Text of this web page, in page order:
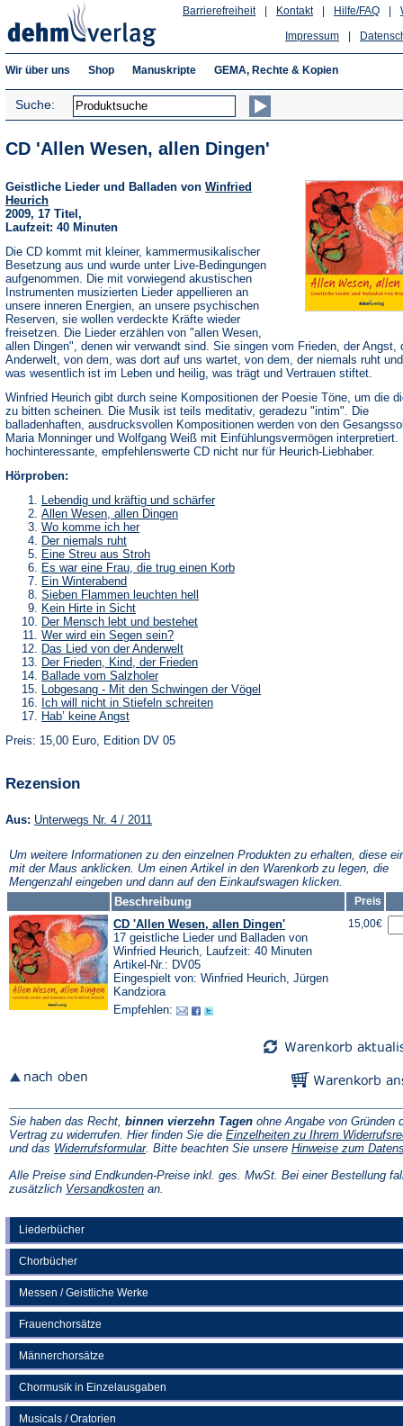
Hilfe/FAQ
Kontakt
Barrierefreiheit
Impressum
Wir über uns Shop Manuskripte GEMA, Rechte & Kopien
Suche:
Liederbücher
Chorbücher
Messen / Geistliche Werke
Frauenchorsätze
Männerchorsätze
Chormusik in Einzelausgaben
Musicals / Oratorien
CD 'Allen Wesen, allen Dingen'
Geistliche Lieder und Balladen von Winfried
Heurich
2009, 17 Titel,
Laufzeit: 40 Minuten
Die CD kommt mit kleiner, kammermusikalischer
Besetzung aus und wurde unter Live-Bedingungen
aufgenommen. Die mit vorwiegend akustischen
Instrumenten musizierten Lieder appellieren an
unsere inneren Energien, an unsere psychischen
Reserven, sie wollen verdeckte Kräfte wieder
freisetzen. Die Lieder erzählen von "allen Wesen,
allen Dingen", denen wir verwandt sind. Sie singen vom Frieden, der Angst,
Anderwelt, von dem, was dort auf uns wartet, von dem, der niemals ruht
was wesentlich ist im Leben und heilig, was trägt und Vertrauen stiftet.
Winfried Heurich gibt durch seine Kompositionen der Poesie Töne, um die
zu bitten scheinen. Die Musik ist teils meditativ, geradezu "intim". Die
balladenhaften, ausdrucksvollen Kompositionen werden von den
Maria Monninger und Wolfgang Weiß mit Einfühlungsvermögen interpretiert.
hochinteressante, empfehlenswerte CD nicht nur für Heurich-Liebhaber.
Hörproben:
Lebendig und kräftig und schärfer
Allen Wesen, allen Dingen
Wo komme ich her
Der niemals ruht
Eine Streu aus Stroh
Es war eine Frau, die trug einen Korb
Ein Winterabend
Sieben Flammen leuchten hell
Kein Hirte in Sicht
Der Mensch lebt und bestehet
Wer wird ein Segen sein?
Das Lied von der Anderwelt
Der Frieden, Kind, der Frieden
Ballade vom Salzholer
Lobgesang - Mit den Schwingen der Vögel
Ich will nicht in Stiefeln schreiten
Hab’ keine Angst
Preis: 15,00 Euro, Edition DV 05
Rezension
Aus: Unterwegs Nr. 4 / 2011
neuen
Tab)
Um weitere Informationen zu den einzelnen Produkten zu erhalten, diese
mit der Maus anklicken. Um einen Artikel in den Warenkorb zu legen, die
Mengenzahl eingeben und dann auf den Einkaufswagen klicken.
Beschreibung
Preis
CD 'Allen Wesen, allen Dingen'
17 geistliche Lieder und Balladen von
Winfried Heurich, Laufzeit: 40 Minuten
Artikel-Nr.: DV05
Eingespielt von: Winfried Heurich, Jürgen
Kandziora
Empfehlen:
15,00€
Sie haben das Recht, binnen vierzehn Tagen ohne Angabe von Gründen
Vertrag zu widerrufen. Hier finden Sie die Einzelheiten zu Ihrem
und das Widerrufsformular(Öffnet
einem
neuen
. Bitte beachten Sie unsere Hinweise zum
Alle Preise sind Endkunden-Preise inkl. ges. MwSt. Bei einer Bestellung
zusätzlich Versandkosten(Öffnet
an.